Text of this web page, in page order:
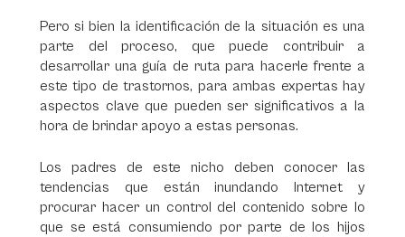
Pero si bien la identificación de la situación es una
parte del proceso, que puede contribuir a
desarrollar una guía de ruta para hacerle frente a
este tipo de trastornos, para ambas expertas hay
aspectos clave que pueden ser significativos a la
hora de brindar apoyo a estas personas.
Los padres de este nicho deben conocer las
tendencias que están inundando Internet y
procurar hacer un control del contenido sobre lo
que se está consumiendo por parte de los hijos